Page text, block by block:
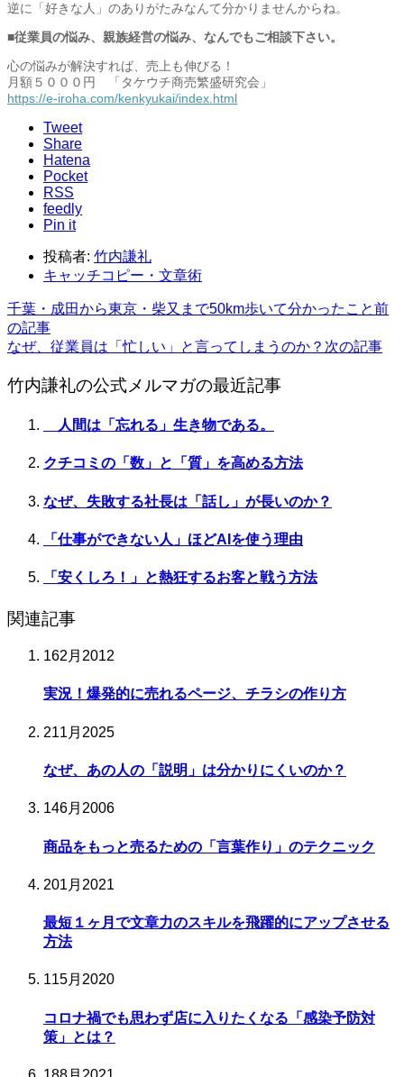
逆に「好きな人」のありがたみなんて分かりませんからね。
■従業員の悩み、親族経営の悩み、なんでもご相談下さい。
心の悩みが解決すれば、売上も伸びる！
月額５０００円 「タケウチ商売繁盛研究会」
https://e-iroha.com/kenkyukai/index.html
Tweet
Share
Hatena
Pocket
RSS
feedly
Pin it
投稿者: 竹内謙礼
キャッチコピー・文章術
千葉・成田から東京・柴又まで50km歩いて分かったこと前
の記事
なぜ、従業員は「忙しい」と言ってしまうのか？ 次の記事
竹内謙礼の公式メルマガの最近記事
人間は「忘れる」生き物である。
クチコミの「数」と「質」を高める方法
なぜ、失敗する社長は「話し」が長いのか？
「仕事ができない人」ほどAIを使う理由
「安くしろ！」と熱狂するお客と戦う方法
関連記事
162月 2012
実況！爆発的に売れるページ、チラシの作り方
211月 2025
なぜ、あの人の「説明」は分かりにくいのか？
146月 2006
商品をもっと売るための「言葉作り」のテクニック
201月 2021
最短１ヶ月で文章力のスキルを飛躍的にアップさせる
方法
115月 2020
コロナ禍でも思わず店に入りたくなる「感染予防対
策」とは？